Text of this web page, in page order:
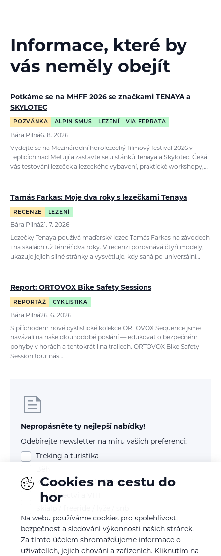
Informace, které by
vás neměly obejít
Potkáme se na MHFF 2026 se značkami TENAYA a
SKYLOTEC
POZVÁNKA ALPINISMUS LEZENÍ VIA FERRATA
Bára Pilná6. 8. 2026
Vydejte se na Mezinárodní horolezecký filmový festival 2026 v
Teplicích nad Metují a zastavte se u stánků Tenaya a Skylotec. Čeká
vás testování lezeček a lezeckého vybavení, praktické workshopy,…
Tamás Farkas: Moje dva roky s lezečkami Tenaya
RECENZE LEZENÍ
Bára Pilná21. 7. 2026
Lezečky Tenaya používá maďarský lezec Tamás Farkas na závodech
i na skalách už téměř dva roky. V recenzi porovnává čtyři modely,
ukazuje jejich silné stránky a vysvětluje, kdy sahá po univerzální…
Report: ORTOVOX Bike Safety Sessions
REPORTÁŽ CYKLISTIKA
Bára Pilná26. 6. 2026
S příchodem nové cyklistické kolekce ORTOVOX Sequence jsme
navázali na naše dlouhodobé poslání — edukovat o bezpečném
pohyby v horách a tentokrát i na trailech. ORTOVOX Bike Safety
Session tour nás…
Nepropásněte ty nejlepší nabídky!
Odebírejte newsletter na míru vašich preferencí:
Treking a turistika
Kolo (mtb, gravel, silnice)
Horolezectví a VHT
E-mail
Cookies na cestu do
hor
Na webu používáme cookies pro spolehlivost,
bezpečnost a sledování výkonnosti našich stránek.
Za tímto účelem shromažďujeme informace o
uživatelích, jejich chování a zařízeních. Kliknutím na